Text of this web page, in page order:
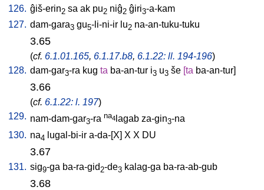
126. ĝiš-erin2 sa ak pu2 niĝ2 ĝiri3-a-kam
127. dam-gara3 gu5-li-ni-ir lu2 na-an-tuku-tuku
3.65
(cf. 6.1.01.165, 6.1.17.b8, 6.1.22: ll. 194-196)
128. dam-gar3-ra kug ta ba-an-tur i3 u3 še [ta ba-an-tur]
3.66
(cf. 6.1.22: l. 197)
129. nam-dam-gar3-ra na4 lagab za-gin3-na
130. na4 lugal-bi-ir a-da-[X] X X DU
3.67
131. sig9-ga ba-ra-gid 2-de3 kalag-ga ba-ra-ab-gub
3.68